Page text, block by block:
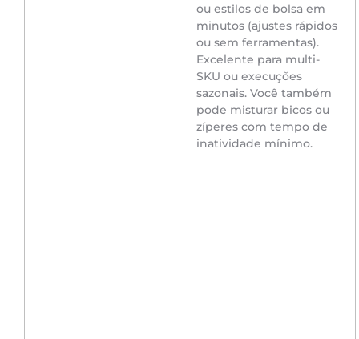
ou estilos de bolsa em
minutos (ajustes rápidos
ou sem ferramentas).
Excelente para multi-
SKU ou execuções
sazonais. Você também
pode misturar bicos ou
zíperes com tempo de
inatividade mínimo.